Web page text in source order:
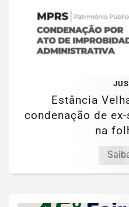
Estância
condenação de
na